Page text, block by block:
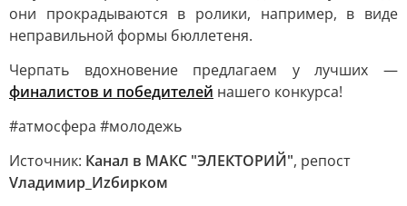
они прокрадываются в ролики, например, в виде
неправильной формы бюллетеня.
Черпать вдохновение предлагаем у лучших —
финалистов и победителей нашего конкурса!
#атмосфера #молодежь
Источник: Канал в МАКС "ЭЛЕКТОРИЙ", репост
Vладимир_Иzбирком